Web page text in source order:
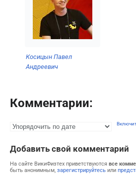
Косицын Павел
Андреевич
Комментарии:
Добавить свой комментарий
На сайте ВикиФизтех приветствуются все
быть анонимным, зарегистрируйтесь или